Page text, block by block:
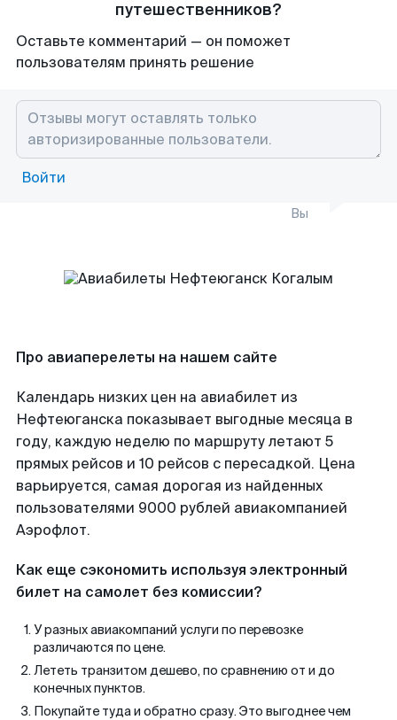
путешественников?
Оставьте комментарий — он поможет
пользователям принять решение
Войти
Вы
Про авиаперелеты на нашем сайте
Календарь низких цен на авиабилет из
Нефтеюганска показывает выгодные месяца в
году, каждую неделю по маршруту летают 5
прямых рейсов и 10 рейсов с пересадкой. Цена
варьируется, самая дорогая из найденных
пользователями 9000 рублей авиакомпанией
Аэрофлот.
Как еще сэкономить используя электронный
билет на самолет без комиссии?
У разных авиакомпаний услуги по перевозке
различаются по цене.
Лететь транзитом дешево, по сравнению от и до
конечных пунктов.
Покупайте туда и обратно сразу. Это выгоднее чем